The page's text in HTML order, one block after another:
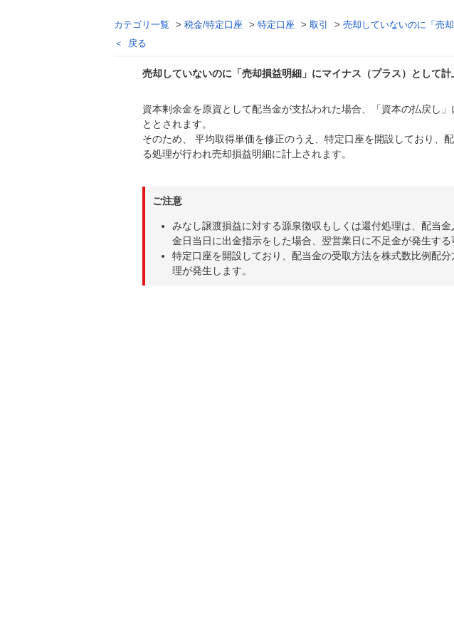
カテゴリ一覧 > 税金/特定口座 > 特定口座 > 取引 > 売却していないのに「売
戻る
売却していないのに「売却損益明細」にマイナス（プラス）として
回答
資本剰余金を原資として配当金が支払われた場合、「資本の払戻し
ととされます。
そのため、 平均取得単価を修正のうえ、特定口座を開設しており、
る処理が行われ売却損益明細に計上されます。
ご注意
みなし譲渡損益に対する源泉徴収もしくは還付処理は、配当
金日当日に出金指示をした場合、翌営業日に不足金が発生する
特定口座を開設しており、配当金の受取方法を株式数比例配
理が発生します。